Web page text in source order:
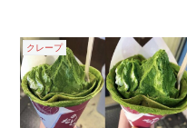
クレープ